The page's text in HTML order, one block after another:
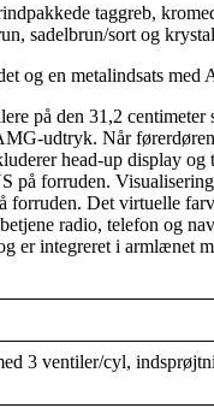
taggreb,
sadelbrun/sort og
og en metalindsats med
på den 31,2 centimeter
udtryk. Når
head-up display og
på forruden.
Det virtuelle
radio, telefon og
er integreret i armlænet
3 ventiler/cyl,